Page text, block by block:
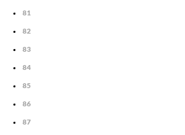
81
82
83
84
85
86
87